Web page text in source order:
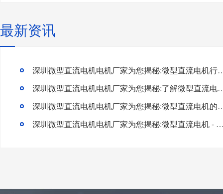
最新资讯
深圳微型直流电机电机厂家为您
深圳微型直流电机电机厂家为您揭
深圳微型直流电机电机厂家为
深圳微型直流电机电机厂家为您揭秘:微型直